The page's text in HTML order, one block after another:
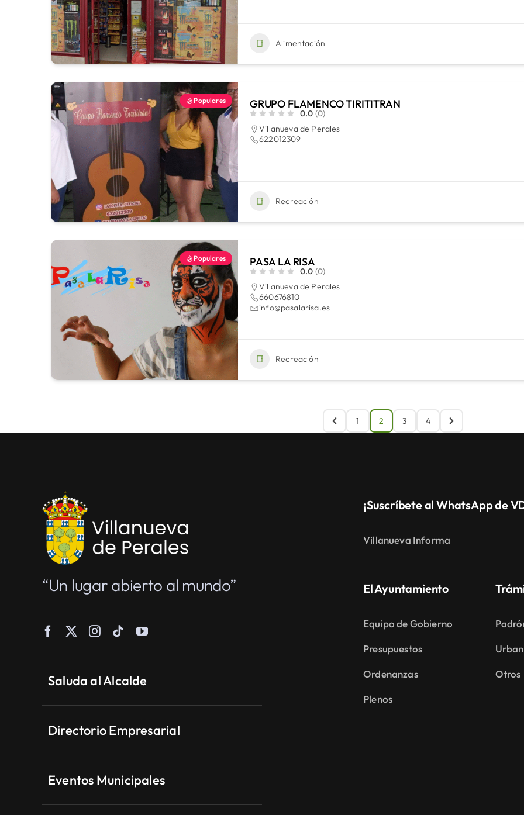
Alimentación
Populares GRUPO FLAMENCO TIRITITRAN
0.0 (0)
Villanueva de Perales
622012309
Recreación
Populares PASA LA RISA
0.0 (0)
Villanueva de Perales
660676810
info@pasalarisa.es
Recreación
1 2 3 4
“Un lugar abierto al mundo”
Saluda al Alcalde
Directorio Empresarial
Eventos Municipales
¡Suscríbete al WhatsApp de
Villanueva Informa
El Ayuntamiento
Equipo de Gobierno
Presupuestos
Ordenanzas
Plenos
Otros